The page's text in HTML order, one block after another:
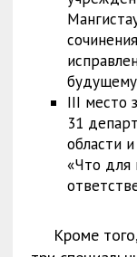
III место
31
области
«Что для
Кроме того,